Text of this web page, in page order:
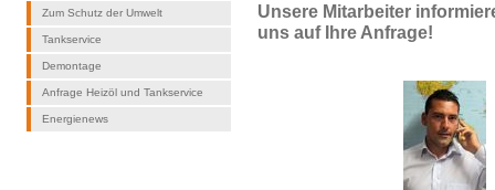
Zum Schutz der Umwelt
Tankservice
Demontage
Anfrage Heizöl und Tankservice
Energienews
Unsere Mitarbeiter
uns auf Ihre Anfrage!